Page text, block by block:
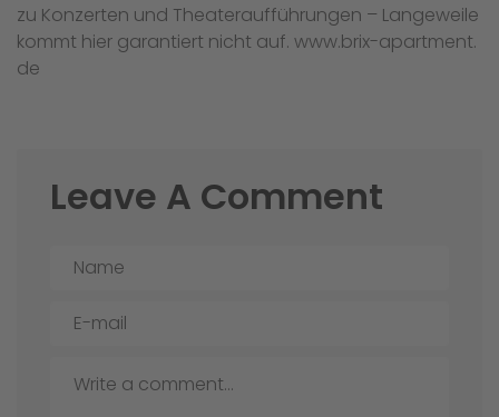
zu Konzerten und Theateraufführungen – Langeweile
kommt hier garantiert nicht auf. www.brix-apartment.
de
Leave A Comment